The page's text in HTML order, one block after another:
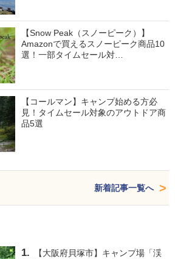
【Snow Peak（スノーピーク）】
Amazonで買えるスノーピーク商品10
選！一部タイムセール対…
【コールマン】キャンプ始める方必
見！タイムセール対象のアウトドア商
品5選
新着記事一覧へ
【大阪府貝塚市】キャンプ場「渓